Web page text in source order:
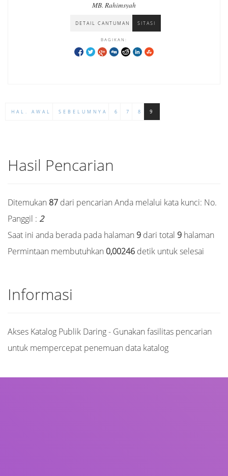
MB. Rahimsyah
DETAIL CANTUMAN SITASI
BAGIKAN:
HAL. AWAL SEBELUMNYA 6 7 8 9
Hasil Pencarian
Ditemukan 87 dari pencarian Anda melalui kata kunci: No.
Panggil : 2
Saat ini anda berada pada halaman 9 dari total 9 halaman
Permintaan membutuhkan 0,00246 detik untuk selesai
Informasi
Akses Katalog Publik Daring - Gunakan fasilitas pencarian
untuk mempercepat penemuan data katalog